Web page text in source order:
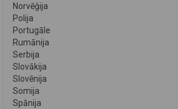
Norvēģija
Polija
Portugāle
Rumānija
Serbija
Slovākija
Slovēnija
Somija
Spānija